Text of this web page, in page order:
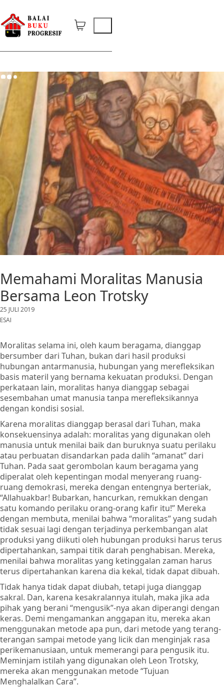
Memahami Moralitas Manusia
Bersama Leon Trotsky
25 JULI 2019
ESAI
Moralitas selama ini, oleh kaum beragama, dianggap
bersumber dari Tuhan, bukan dari hasil produksi
hubungan antarmanusia, hubungan yang merefleksikan
basis materil yang bernama kekuatan produksi. Dengan
perkataan lain, moralitas hanya dianggap sebagai
sesembahan umat manusia tanpa merefleksikannya
dengan kondisi sosial.
Karena moralitas dianggap berasal dari Tuhan, maka
konsekuensinya adalah: moralitas yang digunakan oleh
manusia untuk menilai baik dan buruknya suatu perilaku
atau perbuatan disandarkan pada dalih “amanat” dari
Tuhan. Pada saat gerombolan kaum beragama yang
diperalat oleh kepentingan modal menyerang ruang-
ruang demokrasi, mereka dengan entengnya berteriak,
“Allahuakbar! Bubarkan, hancurkan, remukkan dengan
satu komando perilaku orang-orang kafir itu!” Mereka
dengan membuta, menilai bahwa “moralitas” yang sudah
tidak sesuai lagi dengan terjadinya perkembangan alat
produksi yang diikuti oleh hubungan produksi harus terus
dipertahankan, sampai titik darah penghabisan. Mereka,
menilai bahwa moralitas yang ketinggalan zaman harus
terus dipertahankan karena dia kekal, tidak dapat dibuah.
Tidak hanya tidak dapat diubah, tetapi juga dianggap
sakral. Dan, karena kesakralannya itulah, maka jika ada
pihak yang berani “mengusik”-nya akan diperangi dengan
keras. Demi mengamankan anggapan itu, mereka akan
menggunakan metode apa pun, dari metode yang terang-
terangan sampai metode yang licik dan menginjak rasa
perikemanusiaan, untuk memerangi para pengusik itu.
Meminjam istilah yang digunakan oleh Leon Trotsky,
mereka akan menggunakan metode “Tujuan
Menghalalkan Cara”.